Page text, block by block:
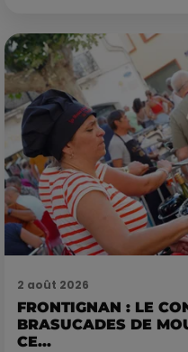
2 août 2026
FRONTIGNAN : LE
BRASUCADES DE
CE...